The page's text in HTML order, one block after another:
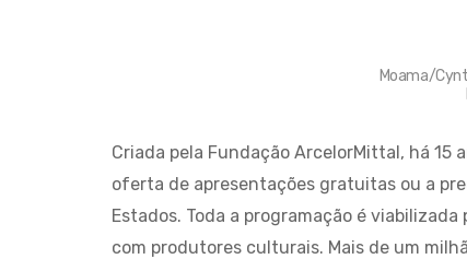
Moama/
Criada pela Fundação ArcelorMittal, há 15
oferta de apresentações gratuitas ou a
Estados. Toda a programação é
com produtores culturais. Mais de um